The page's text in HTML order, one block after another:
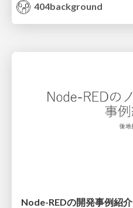
404background
Node-REDの開発事例紹介